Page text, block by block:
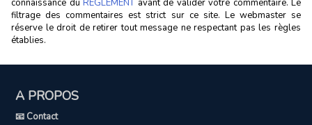
connaissance du RÈGLEMENTavant de valider votre commentaire. Le
filtrage des commentaires est strict sur ce site. Le webmaster se
réserve le droit de retirer tout message ne respectant pas les règles
établies.
A PROPOS
📧 Contact